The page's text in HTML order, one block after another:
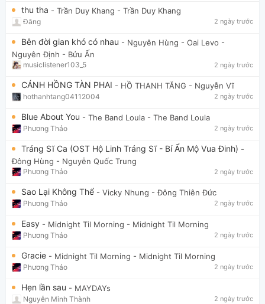
thu tha - Trần Duy Khang - Trần Duy Khang
Đăng 2 ngày trước
Bên đời gian khó có nhau - Nguyên Hùng - Oai Levo -
Nguyên Định - Bửu Ấn
musiclistener103_5 2 ngày trước
CÁNH HỒNG TÀN PHAI - HỒ THANH TĂNG - Nguyễn Vĩ
hothanhtang04112004 2 ngày trước
Blue About You - The Band Loula - The Band Loula
Phương Thảo 2 ngày trước
Tráng Sĩ Ca (OST Hộ Linh Tráng Sĩ - Bí Ẩn Mộ Vua Đinh) -
Đông Hùng - Nguyễn Quốc Trung
Phương Thảo 2 ngày trước
Sao Lại Không Thể - Vicky Nhung - Đông Thiên Đức
Phương Thảo 2 ngày trước
Easy - Midnight Til Morning - Midnight Til Morning
Phương Thảo 2 ngày trước
Gracie - Midnight Til Morning - Midnight Til Morning
Phương Thảo 2 ngày trước
Hẹn lần sau - MAYDAYs
Nguyễn Minh Thành 2 ngày trước